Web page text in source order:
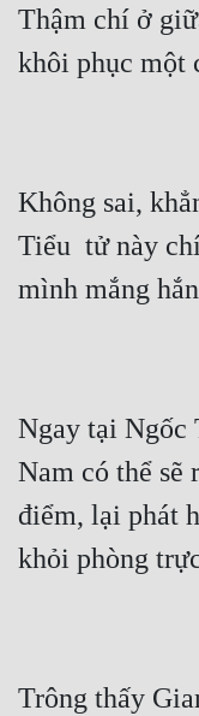
Thậm chí ở
khôi phục một
Không sai,
Tiểu  tử này
mình mắng
Ngay tại Ngốc
Nam có thể
điểm, lại phát
khỏi phòng
Trông thấy